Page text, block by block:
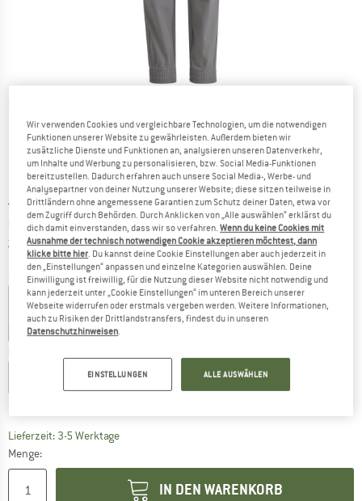
Ursprünglicher Preis :
CHF54.95
Preis:
CHF32.97 inkl. MwSt., zollfreie Lieferung
zzgl. VersandkostenInformationen zu den Versandkosten. Öffnet sich in
Farbe:Grey Four / Tactile Green
35% 40% 40%
EU140 EU152 164 EU176
Lieferzeit: 3-5 WerktageDer Link öffnet sich in einer Infobox und
Menge:
IN DEN WARENKORB
Wir verwenden Cookies und vergleichbare Technologien, um die notwendigen
Funktionen unserer Website zu gewährleisten. Außerdem bieten wir
zusätzliche Dienste und Funktionen an, analysieren unseren Datenverkehr,
um Inhalte und Werbung zu personalisieren, bzw. Social Media-Funktionen
bereitzustellen. Dadurch erfahren auch unsere Social Media-, Werbe- und
Analysepartner von deiner Nutzung unserer Website; diese sitzen teilweise in
Drittländern ohne angemessene Garantien zum Schutz deiner Daten, etwa vor
dem Zugriff durch Behörden. Durch Anklicken von „Alle auswählen“ erklärst du
dich damit einverstanden, dass wir so verfahren.Wenn du keine Cookies mit
Ausnahme der technisch notwendigen Cookie akzeptieren möchtest, dann
klicke bitte hier . Du kannst deine Cookie Einstellungen aber auch jederzeit in
den „Einstellungen“ anpassen und einzelne Kategorien auswählen. Deine
Einwilligung ist freiwillig, für die Nutzung dieser Website nicht notwendig und
kann jederzeit unter „Cookie Einstellungen“ im unteren Bereich unserer
Webseite widerrufen oder erstmals vergeben werden. Weitere Informationen,
auch zu Risiken der Drittlandstransfers, findest du in unseren
Datenschutzhinweisen
EINSTELLUNGEN ALLE AUSWÄHLEN